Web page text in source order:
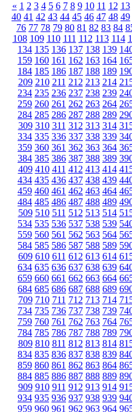
« 1 2 3 4 5 6 7 8 9 10 11 12 13
40 41 42 43 44 45 46 47 48 49
76 77 78 79 80 81 82 83 84
108 109 110 111 112 113 114
134 135 136 137 138 139
159 160 161 162 163 164
184 185 186 187 188 189
209 210 211 212 213 214
234 235 236 237 238 239
259 260 261 262 263 264
284 285 286 287 288 289
309 310 311 312 313 314
334 335 336 337 338 339
359 360 361 362 363 364
384 385 386 387 388 389
409 410 411 412 413 414
434 435 436 437 438 439
459 460 461 462 463 464
484 485 486 487 488 489
509 510 511 512 513 514
534 535 536 537 538 539
559 560 561 562 563 564
584 585 586 587 588 589
609 610 611 612 613 614
634 635 636 637 638 639
659 660 661 662 663 664
684 685 686 687 688 689
709 710 711 712 713 714
734 735 736 737 738 739
759 760 761 762 763 764
784 785 786 787 788 789
809 810 811 812 813 814
834 835 836 837 838 839
859 860 861 862 863 864
884 885 886 887 888 889
909 910 911 912 913 914
934 935 936 937 938 939
959 960 961 962 963 964